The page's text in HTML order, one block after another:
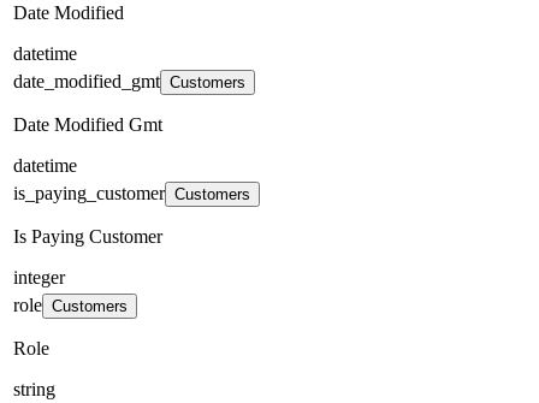
Date Modified
datetime
date_modified_gmt Customers
Date Modified Gmt
datetime
is_paying_customer Customers
Is Paying Customer
integer
role Customers
Role
string